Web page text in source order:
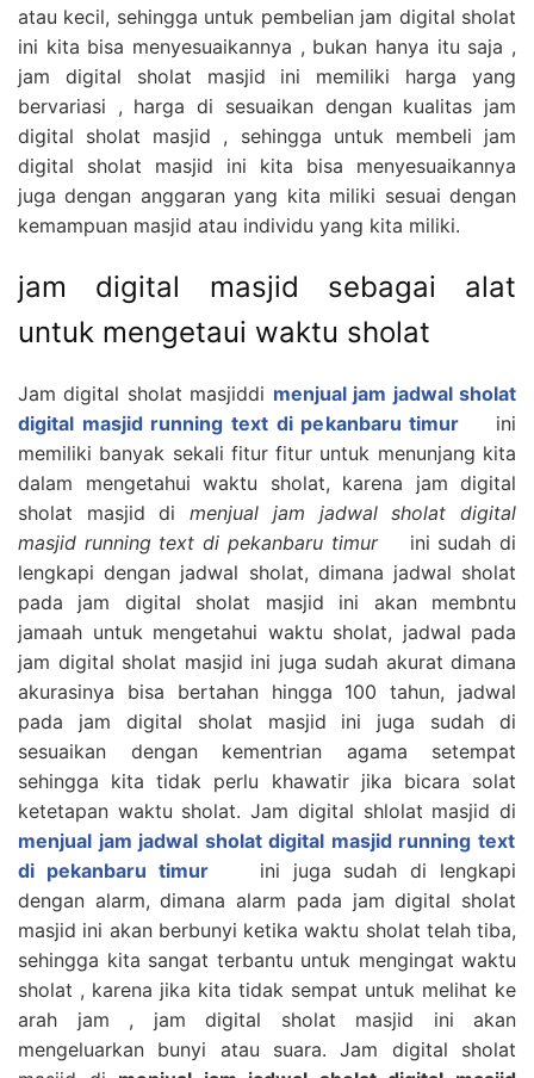
atau kecil, sehingga untuk pembelian jam digital sholat
ini kita bisa menyesuaikannya , bukan hanya itu saja ,
jam digital sholat masjid ini memiliki harga yang
bervariasi , harga di sesuaikan dengan kualitas jam
digital sholat masjid , sehingga untuk membeli jam
digital sholat masjid ini kita bisa menyesuaikannya
juga dengan anggaran yang kita miliki sesuai dengan
kemampuan masjid atau individu yang kita miliki.
jam digital masjid sebagai alat
untuk mengetaui waktu sholat
Jam digital sholat masjiddi menjual jam jadwal sholat
digital masjid running text di pekanbaru timur
ini
memiliki banyak sekali fitur fitur untuk menunjang kita
dalam mengetahui waktu sholat, karena jam digital
sholat masjid dimenjual jam jadwal sholat digital
masjid running text di pekanbaru timurini sudah di
lengkapi dengan jadwal sholat, dimana jadwal sholat
pada jam digital sholat masjid ini akan membntu
jamaah untuk mengetahui waktu sholat, jadwal pada
jam digital sholat masjid ini juga sudah akurat dimana
akurasinya bisa bertahan hingga 100 tahun, jadwal
pada jam digital sholat masjid ini juga sudah di
sesuaikan dengan kementrian agama setempat
sehingga kita tidak perlu khawatir jika bicara solat
ketetapan waktu sholat. Jam digital shlolat masjid di
menjual jam jadwal sholat digital masjid running text
di pekanbaru timur
ini juga sudah di lengkapi
dengan alarm, dimana alarm pada jam digital sholat
masjid ini akan berbunyi ketika waktu sholat telah tiba,
sehingga kita sangat terbantu untuk mengingat waktu
sholat , karena jika kita tidak sempat untuk melihat ke
arah jam , jam digital sholat masjid ini akan
mengeluarkan bunyi atau suara. Jam digital sholat